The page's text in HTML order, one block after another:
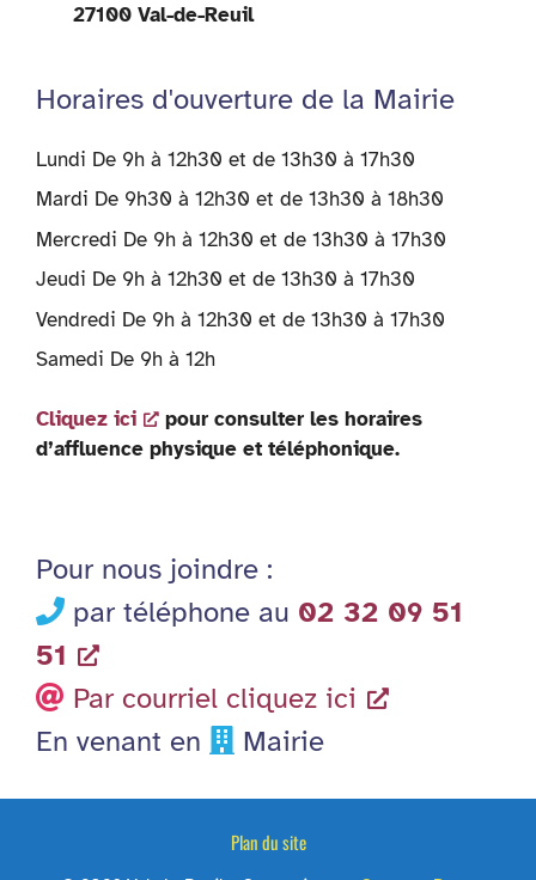
27100 Val-de-Reuil
Horaires d'ouverture de la Mairie
Lundi De 9h à 12h30 et de 13h30 à 17h30
Mardi De 9h30 à 12h30 et de 13h30 à 18h30
Mercredi De 9h à 12h30 et de 13h30 à 17h30
Jeudi De 9h à 12h30 et de 13h30 à 17h30
Vendredi De 9h à 12h30 et de 13h30 à 17h30
Samedi De 9h à 12h
Cliquez ici
pour consulter les horaires
d’affluence physique et téléphonique.
Pour nous joindre :
par téléphone au 02 32 09 51
51
Par courriel cliquez ici
En venant en
Mairie
Plan du site